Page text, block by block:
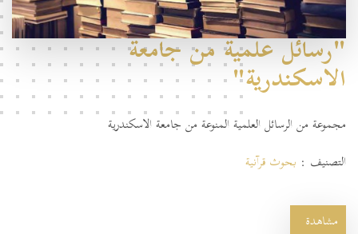
"رسائل علمية من جامعة
الاسكندرية"
مجموعة من الرسائل العلمية المنوعة من جامعة الاسكندرية
التصنيف : بحوث قرآنية
مشاهدة